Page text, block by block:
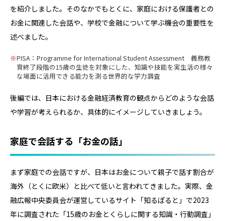
を紹介しました。そのなかでもとくに、家庭における保護者との
お金に関連した会話や、学校で金融について学ぶ機会の重要性を
述べました。
PISA：Programme for International Student Assessment 義務教
育終了段階の15歳の生徒を対象にした、知識や技能を実生活の様々
な場面に活用できる能力を測る世界的な学力調査
後編では、日本における金融経済教育の観点からどのような会話
や学習が考えられるか、具体的にイメージしていきましょう。
家庭で会話する「お金の話」
まず家庭での会話ですが、日本はお金について親子で話す割合が
海外（とくに欧米）と比べて低いと言われてきました。実際、金
融広報中央委員会が運営しているサイト「知るぽると」で2023
年に調査された「15歳のお金とくらしに関する知識・行動調査」